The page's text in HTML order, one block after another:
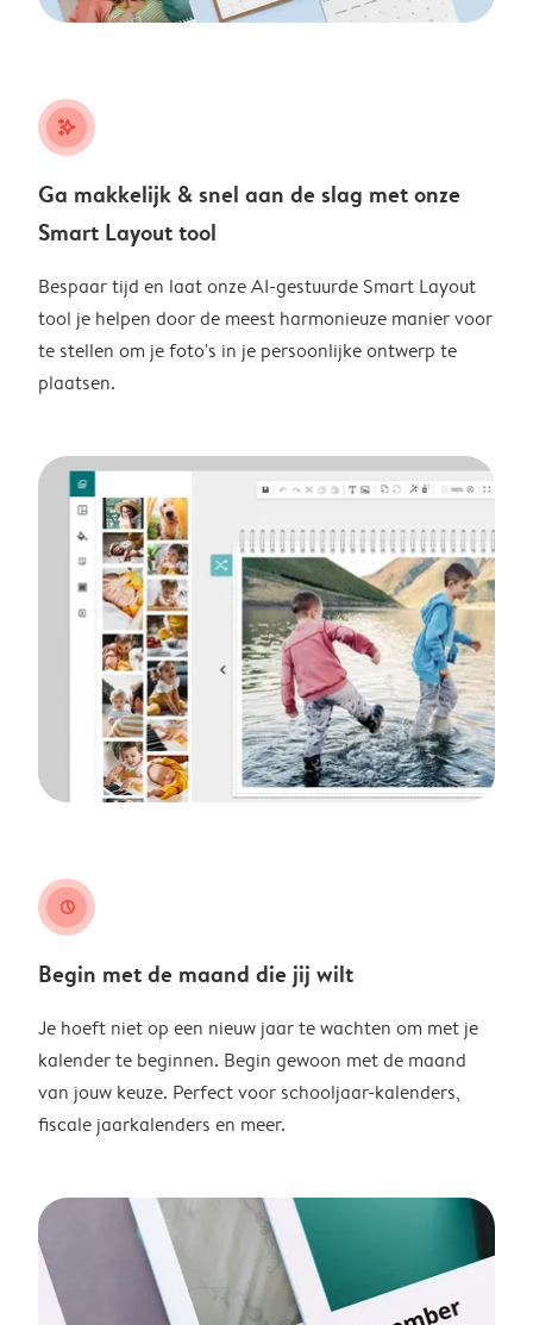
stars_plus
Ga makkelijk & snel aan de slag met onze
Smart Layout tool
Bespaar tijd en laat onze AI-gestuurde Smart Layout
tool je helpen door de meest harmonieuze manier voor
te stellen om je foto's in je persoonlijke ontwerp te
plaatsen.
clock
Begin met de maand die jij wilt
Je hoeft niet op een nieuw jaar te wachten om met je
kalender te beginnen. Begin gewoon met de maand
van jouw keuze. Perfect voor schooljaar-kalenders,
fiscale jaarkalenders en meer.